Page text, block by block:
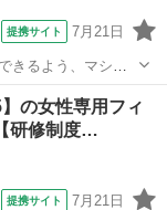
提携サイト 7月21日
きるよう、マシン
苦手な方がほとん
動きを意識しまし
の女性専用フィ
研修制度…
提携サイト 7月21日